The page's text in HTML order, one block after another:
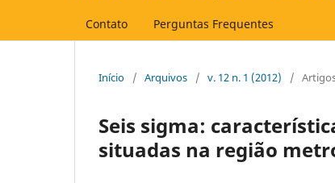
Contato Perguntas Frequentes
Início / Arquivos / v. 12 n. 1 (2012) /
Seis sigma:
situadas na região